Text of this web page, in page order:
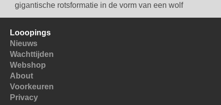
gigantische rotsformatie in de vorm van een wolf
Looopings
Nieuws
Wachttijden
Webshop
About
Voorkeuren
Privacy